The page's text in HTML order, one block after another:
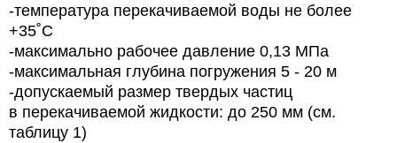
-температура перекачиваемой воды не более
+35˚С
-максимально рабочее давление 0,13 МПа
-максимальная глубина погружения 5 - 20 м
-допускаемый размер твердых частиц
в перекачиваемой жидкости: до 250 мм (см.
таблицу 1)